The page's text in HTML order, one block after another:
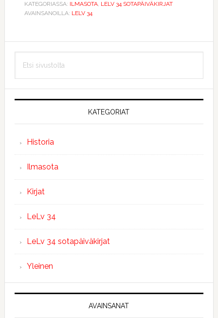
KATEGORIASSA: ILMASOTA, LELV 34 SOTAPÄIVÄKIRJAT
AVAINSANOILLA: LELV 34
Ensisijainen
sivupalkki
sivustolta
KATEGORIAT
Historia
Ilmasota
Kirjat
LeLv 34
LeLv 34 sotapäiväkirjat
Yleinen
AVAINSANAT